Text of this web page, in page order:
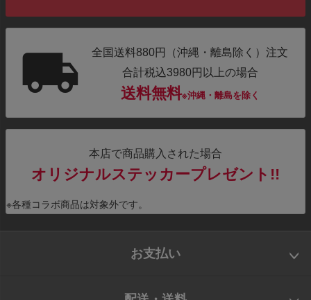
全国送料880円（沖縄・離島除く）注文
合計税込3980円以上の場合
送料無料※沖縄・離島を除く
本店で商品購入された場合
オリジナルステッカープレゼント!!
※各種コラボ商品は対象外です。
お支払い